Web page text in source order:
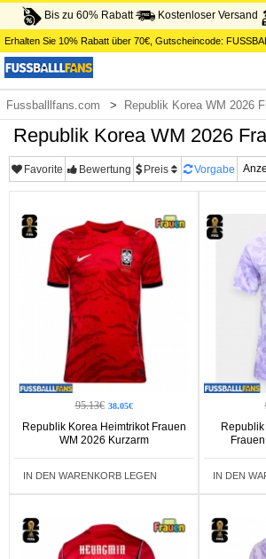
Bis zu 60% Rabatt Kostenloser Versand
Erhalten Sie 10% Rabatt über 70€ , Gutscheincode:
Fussballlfans.com Republik Korea WM 2026
Republik Korea WM 2026
Favorite Bewertung Preis Vorgabe
95.13€ 38.05€
Republik Korea Heimtrikot Frauen
WM 2026 Kurzarm
IN DEN WARENKORB LEGEN IN DEN